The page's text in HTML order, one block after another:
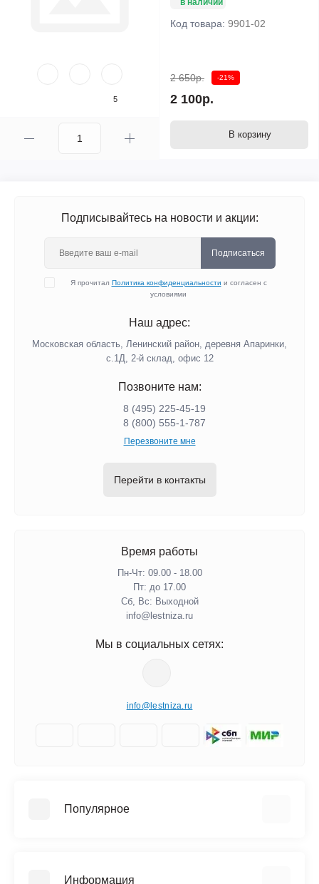
5
Код товара: 9901-02
2 650р. -21%
2 100р.
В корзину
Подписывайтесь на новости и акции:
Подписаться
Я прочитал Политика конфиденциальности и согласен с
условиями
Наш адрес:
Московская область, Ленинский район, деревня Апаринки,
с.1Д, 2-й склад, офис 12
Позвоните нам:
8 (495) 225-45-19
8 (800) 555-1-787
Перезвоните мне
Перейти в контакты
Время работы
Пн-Чт: 09.00 - 18.00
Пт: до 17.00
Сб, Вс: Выходной
info@lestniza.ru
Мы в социальных сетях:
info@lestniza.ru
Популярное
Информация